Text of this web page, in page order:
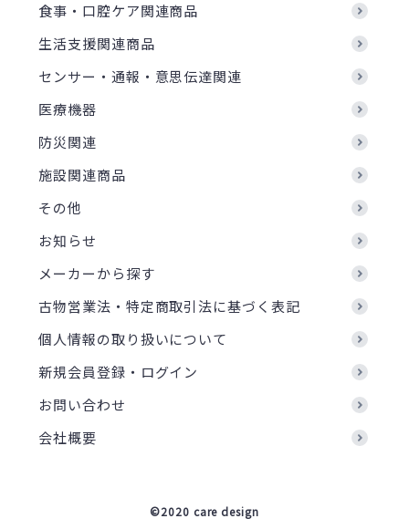
食事・口腔ケア関連商品
生活支援関連商品
センサー・通報・意思伝達関連
医療機器
防災関連
施設関連商品
その他
お知らせ
メーカーから探す
古物営業法・特定商取引法に基づく表記
個人情報の取り扱いについて
新規会員登録・ログイン
お問い合わせ
会社概要
©2020 care design